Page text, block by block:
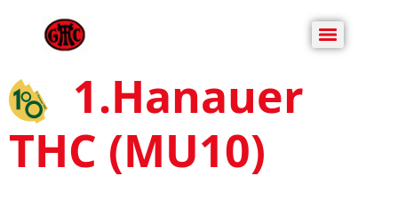
1.Hanauer
THC (MU10)